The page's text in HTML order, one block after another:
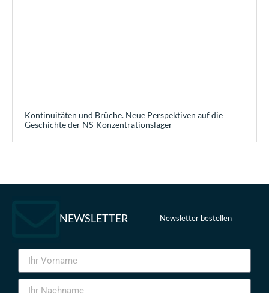
Kontinuitäten und Brüche. Neue Perspektiven auf die
Geschichte der NS-Konzentrationslager
NEWSLETTER Newsletter bestellen